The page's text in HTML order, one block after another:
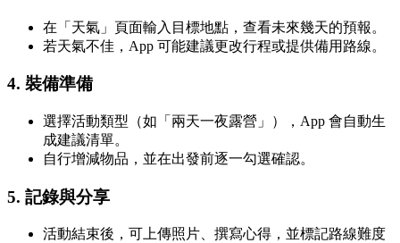
在「天氣」頁面輸入目標地點，查看未來幾天的預報。
若天氣不佳，App 可能建議更改行程或提供備用路線。
4. 裝備準備
選擇活動類型（如「兩天一夜露營」），App 會自動生
成建議清單。
自行增減物品，並在出發前逐一勾選確認。
5. 記錄與分享
活動結束後，可上傳照片、撰寫心得，並標記路線難度